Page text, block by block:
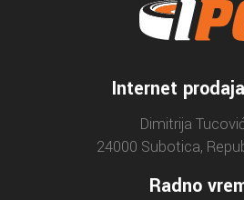
Internet
Dimitrija
24000 Subotica,
Radno